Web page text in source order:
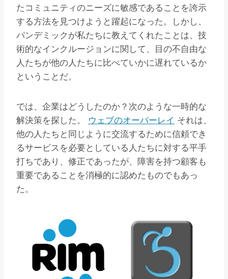
たコミュニティのニーズに敏感であることを誇示
する方法を見つけようと躍起になった。しかし、
パンデミックが私たちに教えてくれたことは、技
術的なインクルージョンに関して、目の不自由な
人たちが他の人たちに比べていかに遅れているか
ということだ。
では、企業はどうしたのか？次のような一時的な
解決策を探した。 ウェブのオーバーレイ それは、
他の人たちと同じように交流するために信頼でき
るサービスを必要としている人たちに対する平手
打ちであり、修正であったが、障害を持つ顧客も
重要であることを消極的に認めたものでもあっ
た。